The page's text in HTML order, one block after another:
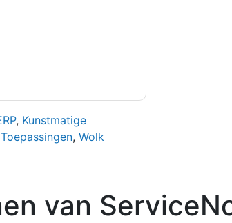
, Kunstmatige
Toepassingen, Wolk
van